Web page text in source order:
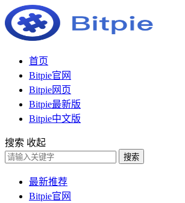
首页
Bitpie官网
Bitpie网页
Bitpie最新版
Bitpie中文版
搜索 收起
搜索
最新推荐
Bitpie官网